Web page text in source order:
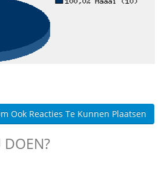
Ook Reacties Te Kunnen Plaatsen
DOEN?